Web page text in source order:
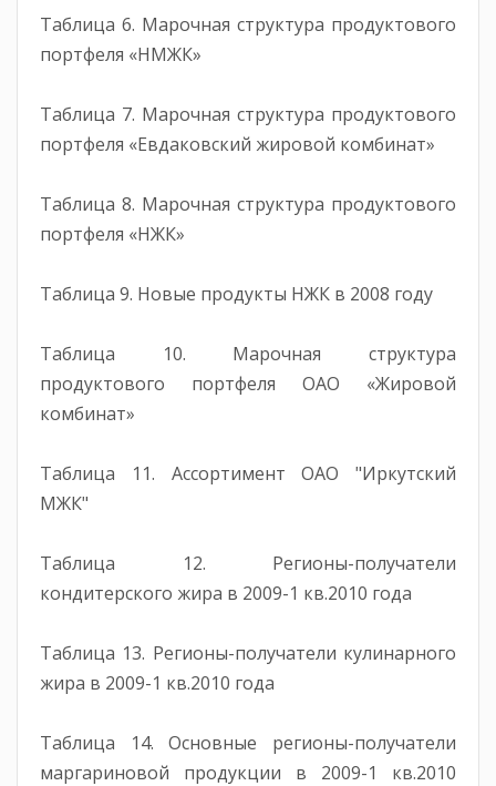
Таблица 6. Марочная структура продуктового
портфеля «НМЖК»
Таблица 7. Марочная структура продуктового
портфеля «Евдаковский жировой комбинат»
Таблица 8. Марочная структура продуктового
портфеля «НЖК»
Таблица 9. Новые продукты НЖК в 2008 году
Таблица 10. Марочная структура
продуктового портфеля ОАО «Жировой
комбинат»
Таблица 11. Ассортимент ОАО "Иркутский
МЖК"
Таблица 12. Регионы-получатели
кондитерского жира в 2009-1 кв.2010 года
Таблица 13. Регионы-получатели кулинарного
жира в 2009-1 кв.2010 года
Таблица 14. Основные регионы-получатели
маргариновой продукции в 2009-1 кв.2010